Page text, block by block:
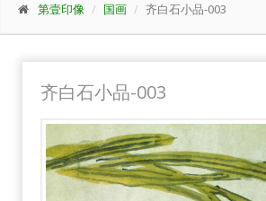
第壹印像 国画 齐白石小品-003
齐白石小品-003